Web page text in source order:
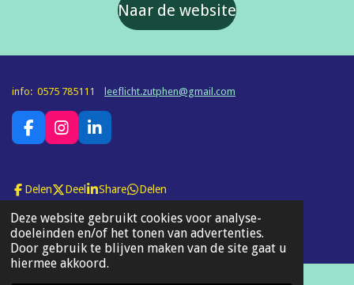
Deze website gebruikt cookies voor analyse-
doeleinden en/of het tonen van advertenties.
Door gebruik te blijven maken van de site gaat u
hiermee akkoord.
Naar de website
info: 0575 785111 leeflicht.zutphen@gmail.com
F
a
b
o
k
I
n
a
r
a
m
L
i
e
I
n
Delen Deel Share Delen
© 2022 - 2026 leef-licht.nl
Powered byJouwWeb